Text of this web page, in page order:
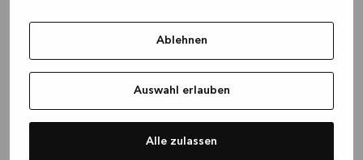
Ablehnen
Auswahl erlauben
Alle zulassen
loadingwww.kvik.de (see the browser console for more
information)